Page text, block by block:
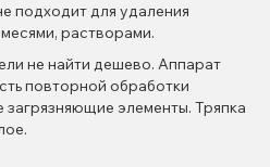
подходит для удаления
растворами.
не найти дешево. Аппарат
повторной обработки
загрязняющие элементы. Тряпка